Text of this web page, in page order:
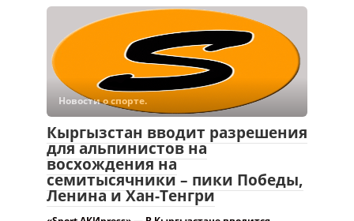
Новости о спорте.
Кыргызстан вводит разрешения
для альпинистов на
восхождения на
семитысячники – пики Победы,
Ленина и Хан-Тенгри